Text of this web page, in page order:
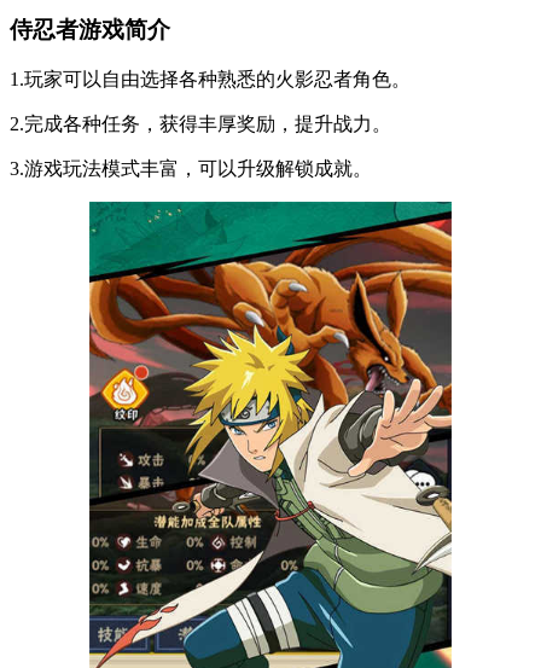
侍忍者游戏简介
1.玩家可以自由选择各种熟悉的火影忍者角色。
2.完成各种任务，获得丰厚奖励，提升战力。
3.游戏玩法模式丰富，可以升级解锁成就。